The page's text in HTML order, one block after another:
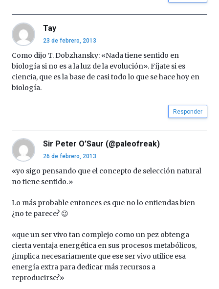
Tay
23 de febrero, 2013
Como dijo T. Dobzhansky: «Nada tiene sentido en
biología si no es a la luz de la evolución». Fíjate si es
ciencia, que es la base de casi todo lo que se hace hoy en
biología.
Responder
Sir Peter O’Saur (@paleofreak)
26 de febrero, 2013
«yo sigo pensando que el concepto de selección natural
no tiene sentido.»
Lo más probable entonces es que no lo entiendas bien
¿no te parece? 😉
«que un ser vivo tan complejo como un pez obtenga
cierta ventaja energética en sus procesos metabólicos,
¿implica necesariamente que ese ser vivo utilice esa
energía extra para dedicar más recursos a
reproducirse?»